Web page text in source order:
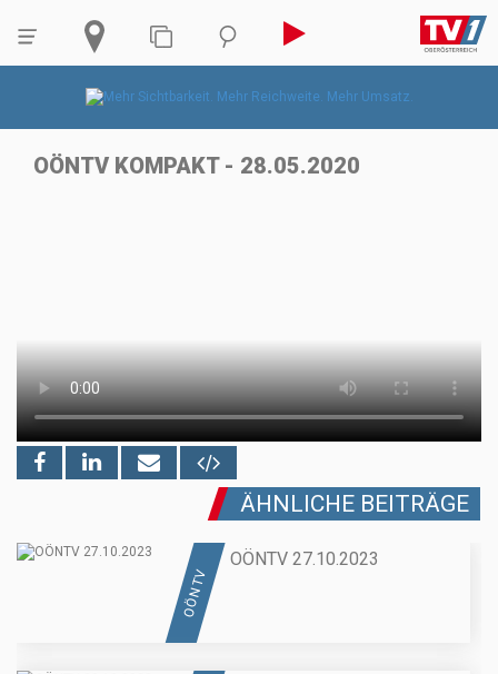
OÖNTV KOMPAKT - 28.05.2020
ÄHNLICHE BEITRÄGE
OÖN TV
OÖNTV 27.10.2023